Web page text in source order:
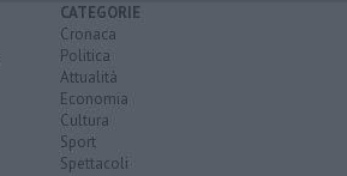
CATEGORIE
Cronaca
Politica
Attualità
Economia
Cultura
Sport
Spettacoli